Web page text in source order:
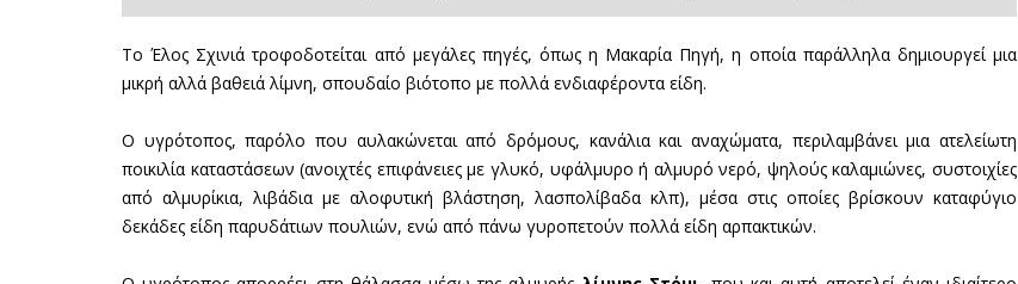
Το Έλος Σχινιά τροφοδοτείται από μεγάλες πηγές, όπως η Μακαρία Πηγή, η οποία παράλληλα δημιουργεί μια
μικρή αλλά βαθειά λίμνη, σπουδαίο βιότοπο με πολλά ενδιαφέροντα είδη.
Ο υγρότοπος, παρόλο που αυλακώνεται από δρόμους, κανάλια και αναχώματα, περιλαμβάνει μια ατελείωτη
ποικιλία καταστάσεων (ανοιχτές επιφάνειες με γλυκό, υφάλμυρο ή αλμυρό νερό, ψηλούς καλαμιώνες, συστοιχίες
από αλμυρίκια, λιβάδια με αλοφυτική βλάστηση, λασπολίβαδα κλπ), μέσα στις οποίες βρίσκουν καταφύγιο
δεκάδες είδη παρυδάτιων πουλιών, ενώ από πάνω γυροπετούν πολλά είδη αρπακτικών.